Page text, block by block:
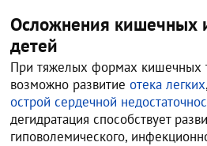
Осложнения кишечных
детей
При тяжелых формах кишечных
возможно развитиеотека легких
острой сердечной
дегидратация способствует
гиповолемического,